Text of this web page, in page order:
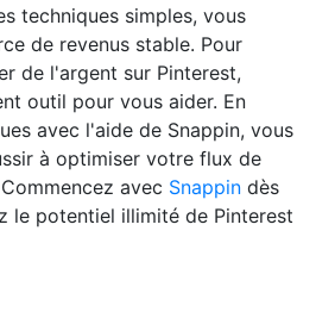
techniques simples, vous
de revenus stable. Pour
de l'argent sur Pinterest,
outil pour vous aider. En
avec l'aide de Snappin, vous
à optimiser votre flux de
avec Snappin dès
le potentiel illimité de Pinterest